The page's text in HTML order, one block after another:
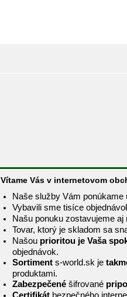
Vítame Vás v internetovom
Naše služby Vám
Vybavili sme tisíce
Našu ponuku zostavujeme aj
Tovar, ktorý je skladom sa
Našou prioritou je Vaša
objednávok.
Sortiment s-world.sk je
produktami.
Zabezpečené šifrované